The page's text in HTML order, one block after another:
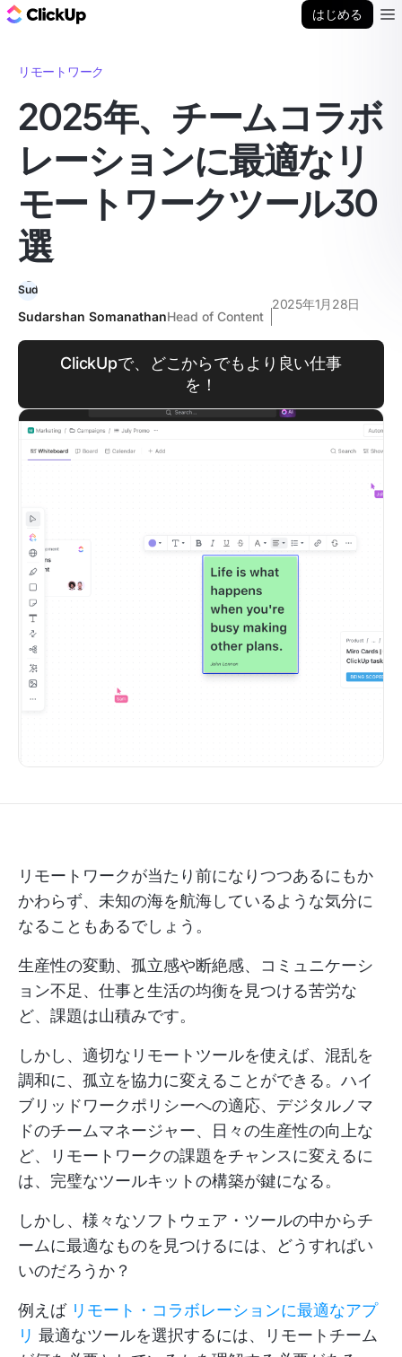
はじめる
リモートワーク
2025年、チームコラボ
レーションに最適なリ
モートワークツール30
選
Sudarshan SomanathanHead of Content
2025年1月28日
ClickUpで、どこからでもより良い仕事
を！
リモートワークが当たり前になりつつあるにもか
かわらず、未知の海を航海しているような気分に
なることもあるでしょう。
生産性の変動、孤立感や断絶感、コミュニケーシ
ョン不足、仕事と生活の均衡を見つける苦労な
ど、課題は山積みです。
しかし、適切なリモートツールを使えば、混乱を
調和に、孤立を協力に変えることができる。ハイ
ブリッドワークポリシーへの適応、デジタルノマ
ドのチームマネージャー、日々の生産性の向上な
ど、リモートワークの課題をチャンスに変えるに
は、完璧なツールキットの構築が鍵になる。
しかし、様々なソフトウェア・ツールの中からチ
ームに最適なものを見つけるには、どうすればい
いのだろうか？
例えば リモート・コラボレーションに最適なアプ
リ 最適なツールを選択するには、リモートチーム